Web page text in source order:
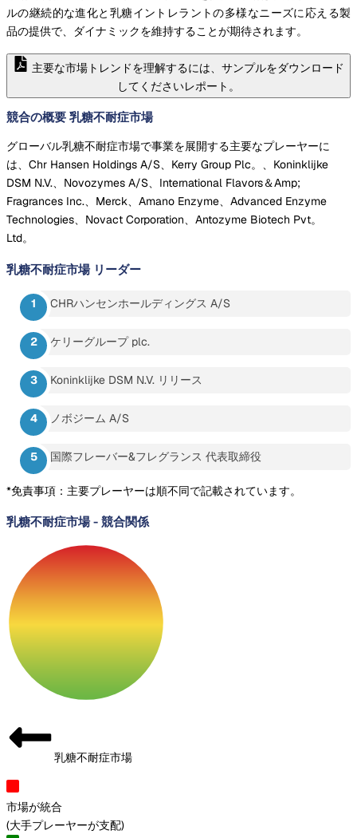
ルの継続的な進化と乳糖イントレラントの多様なニーズに応える製
品の提供で、ダイナミックを維持することが期待されます。
主要な市場トレンドを理解するには、サンプルをダウンロード
してくださいレポート。
競合の概要 乳糖不耐症市場
グローバル乳糖不耐症市場で事業を展開する主要なプレーヤーに
は、Chr Hansen Holdings A/S、Kerry Group Plc。、Koninklijke
DSM N.V.、Novozymes A/S、International Flavors＆Amp;
Fragrances Inc.、Merck、Amano Enzyme、Advanced Enzyme
Technologies、Novact Corporation、Antozyme Biotech Pvt。
Ltd。
乳糖不耐症市場 リーダー
CHRハンセンホールディングス A/S
ケリーグループ plc.
Koninklijke DSM N.V. リリース
ノボジーム A/S
国際フレーバー&フレグランス 代表取締役
*免責事項：主要プレーヤーは順不同で記載されています。
乳糖不耐症市場- 競合関係
乳糖不耐症市場
市場が統合
(大手プレーヤーが支配)